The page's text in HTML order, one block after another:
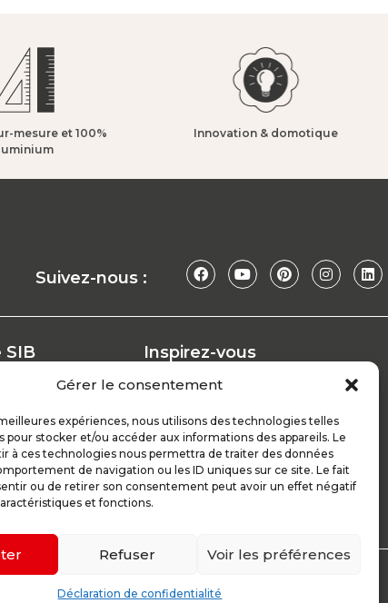
Gérer le consentement
expériences, nous utilisons des technologies telles
pour stocker et/ou accéder aux informations des appareils. Le
à ces technologies nous permettra de traiter des données
de navigation ou les ID uniques sur ce site. Le fait
ou de retirer son consentement peut avoir un effet négatif
et fonctions.
Refuser Voir les préférences
Déclaration de confidentialité
mesure et 100%
Innovation & domotique​
Suivez-nous :
SIB Inspirez-vous
Nos conseils
Configurateur
Demande de devis
Parrain d’excellence